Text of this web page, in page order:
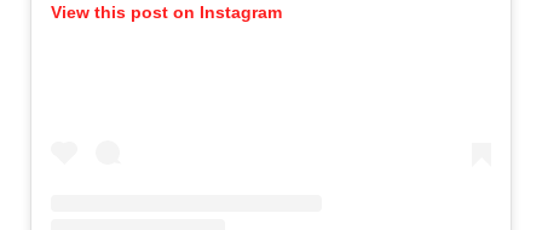
View this post on Instagram